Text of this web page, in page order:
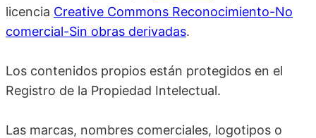
licencia Creative Commons Reconocimiento-No
comercial-Sin obras derivadas.
Los contenidos propios están protegidos en el
Registro de la Propiedad Intelectual.
Las marcas, nombres comerciales, logotipos o